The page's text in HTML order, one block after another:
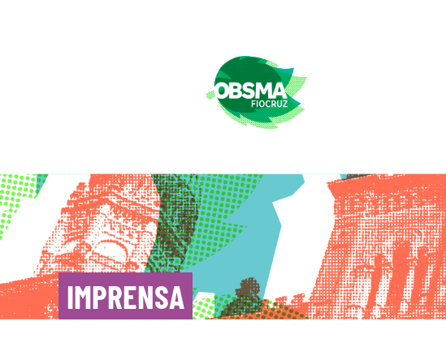
IMPRENSA